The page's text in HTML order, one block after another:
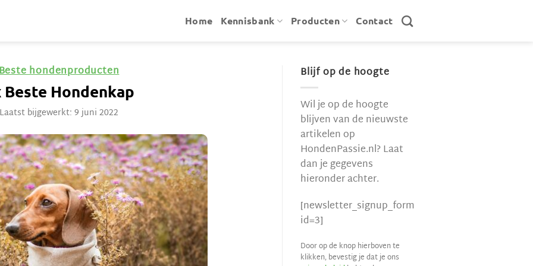
Home Kennisbank Producten Contact
hondenproducten
Beste Hondenkap
Laatst bijgewerkt: 9 juni 2022
Blijf op de hoogte
Wil je op de hoogte
blijven van de nieuwste
artikelen op
HondenPassie.nl? Laat
dan je gegevens
hieronder achter.
[newsletter_signup_form
id=3]
Door op de knop hierboven te
klikken, bevestig je dat je ons